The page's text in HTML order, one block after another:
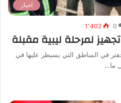
اخبار
0 1٬402
لمرحلة ليبية مقبلة
في المناطق التي يسيطر عليها في
ما…